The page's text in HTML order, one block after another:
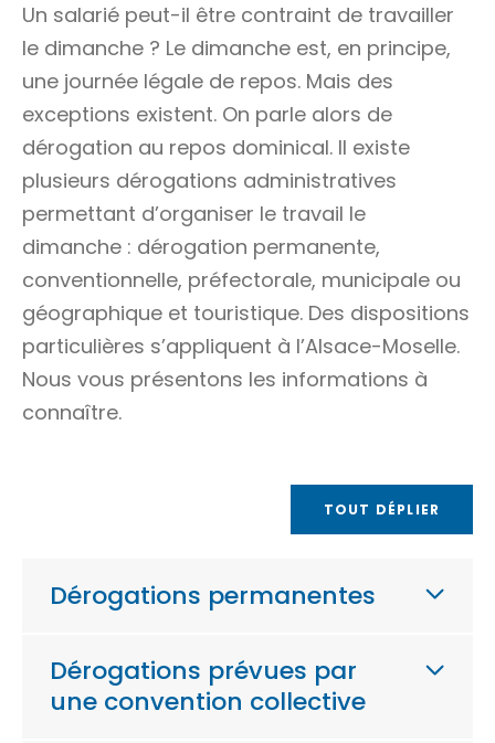
Un salarié peut-il être contraint de travailler
le dimanche ? Le dimanche est, en principe,
une journée légale de repos. Mais des
exceptions existent. On parle alors de
dérogation au repos dominical. Il existe
plusieurs dérogations administratives
permettant d’organiser le travail le
dimanche : dérogation permanente,
conventionnelle, préfectorale, municipale ou
géographique et touristique. Des dispositions
particulières s’appliquent à l’Alsace-Moselle.
Nous vous présentons les informations à
connaître.
TOUT DÉPLIER
Dérogations permanentes
Dérogations prévues par
une convention collective